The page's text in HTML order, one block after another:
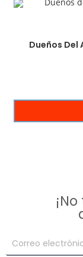
Dueños Del